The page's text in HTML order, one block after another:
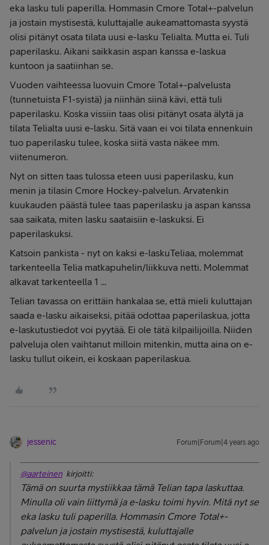
eka lasku tuli paperilla. Hommasin Cmore Total+-palvelun
ja jostain mystisestä, kuluttajalle aukeamattomasta syystä
olisi pitänyt osata tilata uusi e-lasku Telialta. Mutta ei. Tuli
paperilasku. Aikani saikkasin aspan kanssa e-laskua
kuntoon ja saatiinhan se.
Vuoden vaihteessa luovuin Cmore Total+-palvelusta
(tunnetuista F1-syistä) ja niinhän siinä kävi, että tuli
paperilasku. Koska vissiin taas olisi pitänyt osata älytä ja
tilata Telialta uusi e-lasku. Sitä vaan ei voi tilata ennenkuin
tuo paperilasku tulee, koska siitä vasta näkee mm.
viitenumeron.
Nyt on sitten taas tulossa eteen uusi paperilasku, kun
menin ja tilasin Cmore Hockey-palvelun. Arvatenkin
kuukauden päästä tulee taas paperilasku ja aspan kanssa
saa saikata, miten lasku saataisiin e-laskuksi. Ei
paperilaskuksi.
Katsoin pankista - nyt on kaksi e-laskuTeliaa, molemmat
tarkenteella Telia matkapuhelin/liikkuva netti. Molemmat
alkavat tarkenteella 1 ...
Telian tavassa on erittäin hankalaa se, että mieli kuluttajan
saada e-lasku aikaiseksi, pitää odottaa paperilaskua, jotta
e-laskutustiedot voi pyytää. Ei ole tätä kilpailijoilla. Niiden
palveluja olen vaihtanut milloin mitenkin, mutta aina on e-
lasku tullut oikein, ei koskaan paperilaskua.
jessenic Forum|Forum|4 years ago
@aarteinen kirjoitti:
Tämä on suurta mystiikkaa tämä Telian tapa laskuttaa.
Minulla oli vain liittymä ja e-lasku toimi hyvin. Mitä nyt se
eka lasku tuli paperilla. Hommasin Cmore Total+-
palvelun ja jostain mystisestä, kuluttajalle